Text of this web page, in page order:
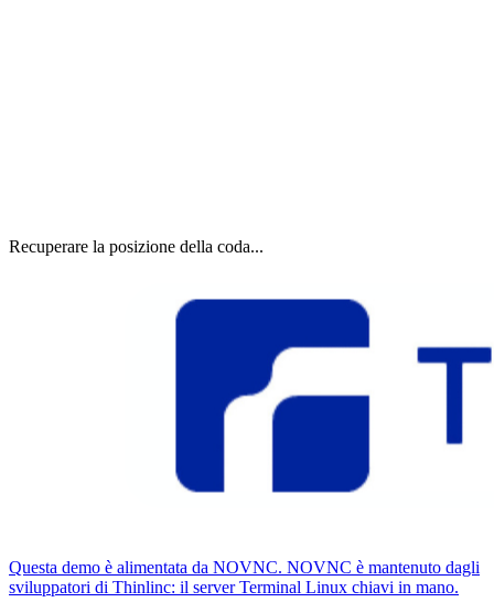
Recuperare la posizione della coda...
Questa demo è alimentata da NOVNC. NOVNC è mantenuto dagli
sviluppatori di Thinlinc: il server Terminal Linux chiavi in ​​mano.